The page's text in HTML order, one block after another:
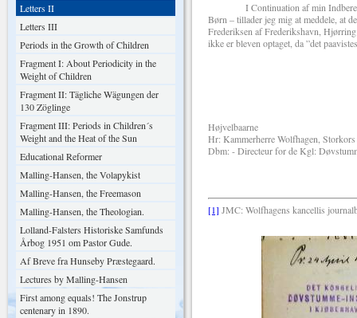
Letters II
Letters III
Periods in the Growth of Children
Fragment I: About Periodicity in the
Weight of Children
Fragment II: Tägliche Wägungen der
130 Zöglinge
Fragment III: Periods in Children´s
Weight and the Heat of the Sun
Educational Reformer
Malling-Hansen, the Volapykist
Malling-Hansen, the Freemason
Malling-Hansen, the Theologian.
Lolland-Falsters Historiske Samfunds
Årbog 1951 om Pastor Gude.
Af Breve fra Hunseby Præstegaard.
Lectures by Malling-Hansen
First among equals! The Jonstrup
centenary in 1890.
I Continuation af min
Børn – tillader jeg mig at meddele, at
Frederiksen af Frederikshavn,
ikke er bleven optaget, da ”det
Højvelbaarne
Hr: Kammerherre Wolfhagen,
Dbm: - Directeur for de Kgl:
[1] JMC: Wolfhagens kancellis